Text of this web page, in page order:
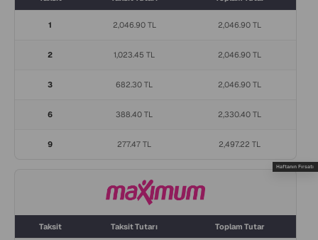
1 2,046.90 TL 2,046.90 TL
2 1,023.45 TL 2,046.90 TL
3 682.30 TL 2,046.90 TL
6 388.40 TL 2,330.40 TL
9 277.47 TL 2,497.22 TL
Taksit Taksit Tutarı Toplam Tutar
Haftanın Fırsatı